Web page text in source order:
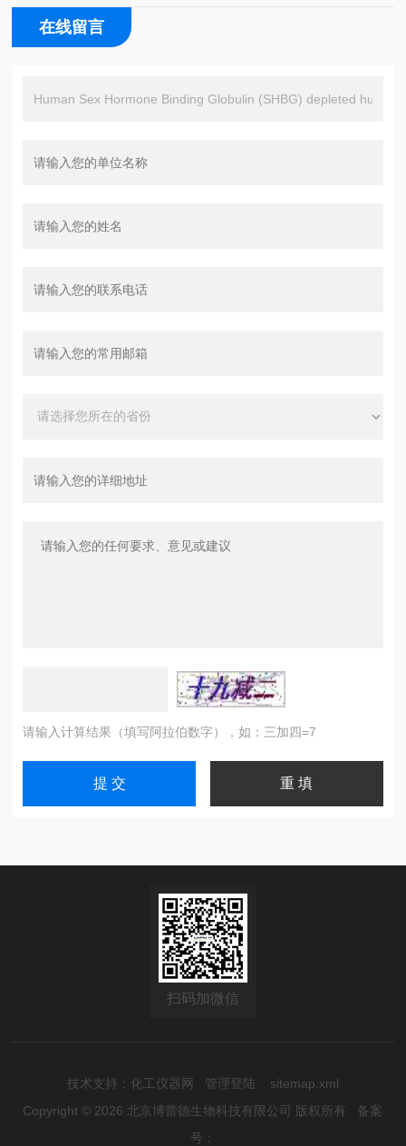
在线留言
请输入计算结果（填写阿拉伯数字），如：三加四=7
扫码加微信
技术支持： 化工仪器网 管理登陆
sitemap.xml
Copyright © 2026 北京博蕾德生物科技有限公司 版权所有 备案
号：